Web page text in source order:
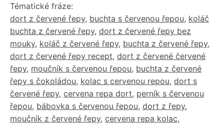
Tématické fráze:
dort z červené řepy, buchta s červenou řepou, koláč
buchta z červené řepy, dort z červené řepy bez
mouky, koláč z červené řepy, buchta z červené řepy,
dort z červené řepy recept, dort z červené červené
řepy, moučník s červenou řepou, buchta z červené
řepy s čokoládou, kolac s cervenou repou, dort s
červené řepy, cervena repa dort, perník s červenou
řepou, bábovka s červenou řepou, dort z řepy,
moučník z červené řepy, cervena repa kolac,